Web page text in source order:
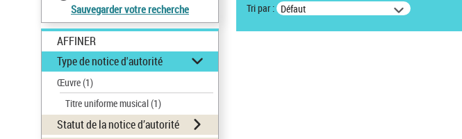
Sauvegarder votre recherche
AFFINER
Type de notice d'autorité
Œuvre(1)
Titre uniforme musical(1)
Statut de la notice d’autorité
Tri par : Défaut